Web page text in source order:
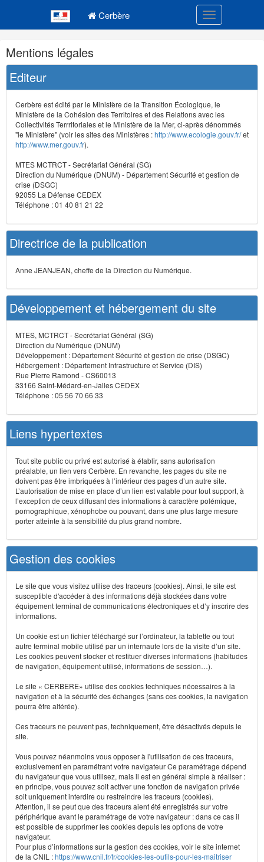
Cerbère Toggle
Navigation
et
outils
annexes
Mentions légales
Editeur
Cerbère est édité par le Ministère de la Transition Écologique, le
Ministère de la Cohésion des Territoires et des Relations avec les
Collectivités Terrritoriales et le Ministère de la Mer, ci-après dénommés
"le Ministère" (voir les sites des Ministères :http://www.ecologie.gouv.fr/et
http://www.mer.gouv.fr).
MTES MCTRCT - Secrétariat Général (SG)
Direction du Numérique (DNUM) - Département Sécurité et gestion de
crise (DSGC)
92055 La Défense CEDEX
Téléphone : 01 40 81 21 22
Directrice de la publication
Anne JEANJEAN, cheffe de la Direction du Numérique.
Développement et hébergement du site
MTES, MCTRCT - Secrétariat Général (SG)
Direction du Numérique (DNUM)
Développement : Département Sécurité et gestion de crise (DSGC)
Hébergement : Département Infrastructure et Service (DIS)
Rue Pierre Ramond - CS60013
33166 Saint-Médard-en-Jalles CEDEX
Téléphone : 05 56 70 66 33
Liens hypertextes
Tout site public ou privé est autorisé à établir, sans autorisation
préalable, un lien vers Cerbère. En revanche, les pages du site ne
doivent pas être imbriquées à l’intérieur des pages d’un autre site.
L’autorisation de mise en place d’un lien est valable pour tout support, à
l’exception de ceux diffusant des informations à caractère polémique,
pornographique, xénophobe ou pouvant, dans une plus large mesure
porter atteinte à la sensibilité du plus grand nombre.
Gestion des cookies
Le site que vous visitez utilise des traceurs (cookies). Ainsi, le site est
susceptible d'accéder à des informations déjà stockées dans votre
équipement terminal de communications électroniques et d’y inscrire des
informations.
Un cookie est un fichier téléchargé sur l’ordinateur, la tablette ou tout
autre terminal mobile utilisé par un internaute lors de la visite d’un site.
Les cookies peuvent stocker et restituer diverses informations (habitudes
de navigation, équipement utilisé, informations de session…).
Le site « CERBERE» utilise des cookies techniques nécessaires à la
navigation et à la sécurité des échanges (sans ces cookies, la navigation
pourra être altérée).
Ces traceurs ne peuvent pas, techniquement, être désactivés depuis le
site.
Vous pouvez néanmoins vous opposer à l'utilisation de ces traceurs,
exclusivement en paramétrant votre navigateur Ce paramétrage dépend
du navigateur que vous utilisez, mais il est en général simple à réaliser :
en principe, vous pouvez soit activer une fonction de navigation privée
soit uniquement interdire ou restreindre les traceurs (cookies).
Attention, il se peut que des traceurs aient été enregistrés sur votre
périphérique avant le paramétrage de votre navigateur : dans ce cas il
est possible de supprimer les cookies depuis les options de votre
navigateur.
Pour plus d’informations sur la gestion des cookies, voir le site internet
de la CNIL :https://www.cnil.fr/fr/cookies-les-outils-pour-les-maitriser